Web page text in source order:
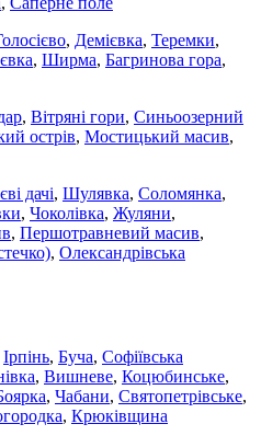
, Демієвка, Теремки,
, Ширма, Багринова гора,
, Вітряні гори, Синьоозерний
острів, Мостицький масив,
дачі, Шулявка, Соломянка,
, Чоколівка, Жуляни,
, Першотравневий масив,
, Олександрівська
Ірпінь, Буча, Софіївська
, Вишневе, Коцюбинське,
, Чабани, Святопетрівське,
, Крюківщина